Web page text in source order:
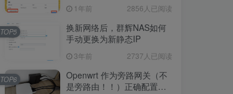
1年前 2856人已阅读
换新网络后，群辉NAS如何
手动更换为新静态IP
3年前 2737人已阅读
TOP5
Openwrt 作为旁路网关（不
是旁路由！！）正确配置方
TOP6
飞牛OS系统Docker安装
Clash并配置代理教程
1年前 2856人已阅读
换新网络后，群辉NAS如何
手动更换为新静态IP
3年前 2737人已阅读